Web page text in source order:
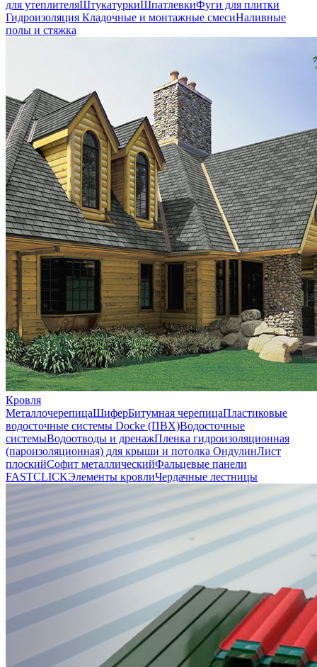
для утеплителяШтукатуркиШпатлевкиФуги для плитки
Гидроизоляция Кладочные и монтажные смесиНаливные
полы и стяжка
Кровля
МеталлочерепицаШиферБитумная черепицаПластиковые
водосточные системы Docke (ПВХ)Водосточные
системыВодоотводы и дренажПленка гидроизоляционная
(пароизоляционная) для крыши и потолка ОндулинЛист
плоскийСофит металлическийФальцевые панели
FASTCLICKЭлементы кровлиЧердачные лестницы